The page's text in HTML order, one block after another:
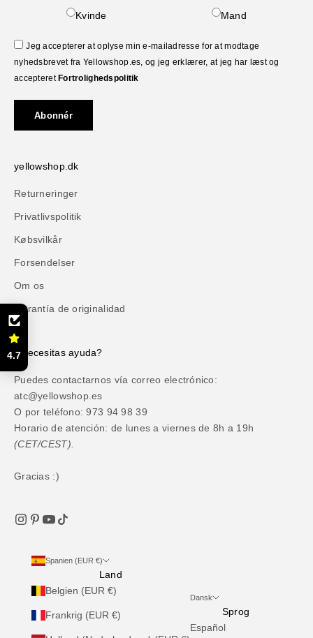
Kvinde Mand
Jeg accepterer at oplyse min e-mailadresse for at modtage
nyhedsbrevet fra Yellowshop.es, og jeg erklærer, at jeg har læst og
accepteret Fortrolighedspolitik
Abonnér
yellowshop.dk
Returneringer
Privatlivspolitik
Købsvilkår
Forsendelser
Om os
Garantía de originalidad
¿Necesitas ayuda?
Puedes contactarnos vía correo electrónico:
atc@yellowshop.es
O por teléfono: 973 94 98 39
Horario de atención: de lunes a viernes de 8h a 19h
(CET/CEST).
Gracias :)
Spanien (EUR €)
Land
Belgien (EUR €)
Frankrig (EUR €)
Dansk
Sprog
Español
4.7